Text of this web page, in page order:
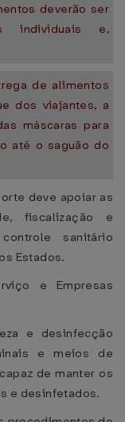
deverão ser
individuais e,
de alimentos
dos viajantes, a
máscaras para
até o saguão do
deve apoiar as
fiscalização e
sanitário
Estados.
e Empresas
e desinfecção
e meios de
de manter os
e desinfetados.